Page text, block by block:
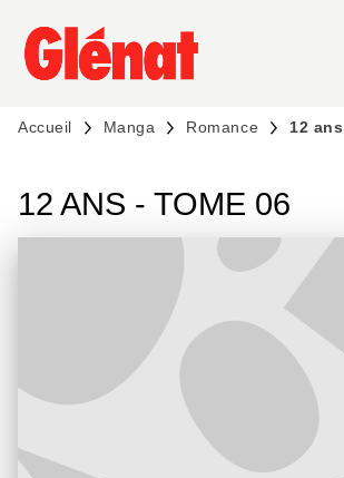
MENU RECHERCHE
PIED DE PAGE
Accueil Manga Romance 12
12 ANS - TOME 06